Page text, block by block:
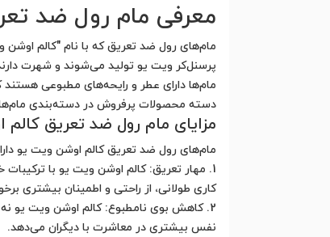
معرفی مام رول ضد
مام‌های رول ضد تعریق که با نام "کالم
پرسنل‌کر ویت یو تولید می‌شوند و شهرت
مام‌ها دارای عطر و رایحه‌های مطبوعی
دسته محصولات پرفروش در دسته‌بندی
مزایای مام رول ضد تعریق
مام‌های رول ضد تعریق کالم اوشن ویت یو
1. مهار تعریق: کالم اوشن ویت یو با
کاری طولانی، از راحتی و اطمینان بیشتری
2. کاهش بوی نامطبوع: کالم اوشن ویت یو نه
نفس بیشتری در معاشرت با دیگران می‌دهد.